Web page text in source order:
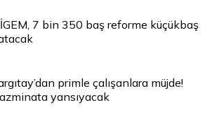
7 bin 350 baş reforme küçükbaş
primle çalışanlara müjde!
yansıyacak